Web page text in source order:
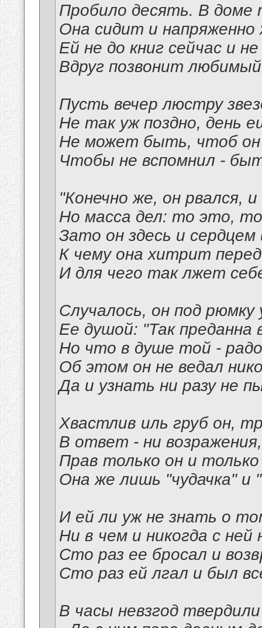
Пробило десять. В доме
Она сидит и
Ей не до книг сейчас и
Вдруг позвонит
Пусть вечер люстру
Не так уж поздно, день
Не может быть, чтоб он
Чтобы не вспомнил -
"Конечно же, он рвался, и
Но масса дел: то это, то
Зато он здесь и
К чему она хитрит
И для чего так лжет
Случалось, он под рюмку
Ее душой: "Так преданна
Но что в душе той -
Об этом он не ведал
Да и узнать ни разу не
Хвастлив иль груб он,
В ответ - ни возражения,
Прав только он и
Она же лишь "чудачка" и
И ей ли уж не знать о
Ни в чем и никогда с ней
Сто раз ее бросал и
Сто раз ей лгал и был
В часы невзгод твердили